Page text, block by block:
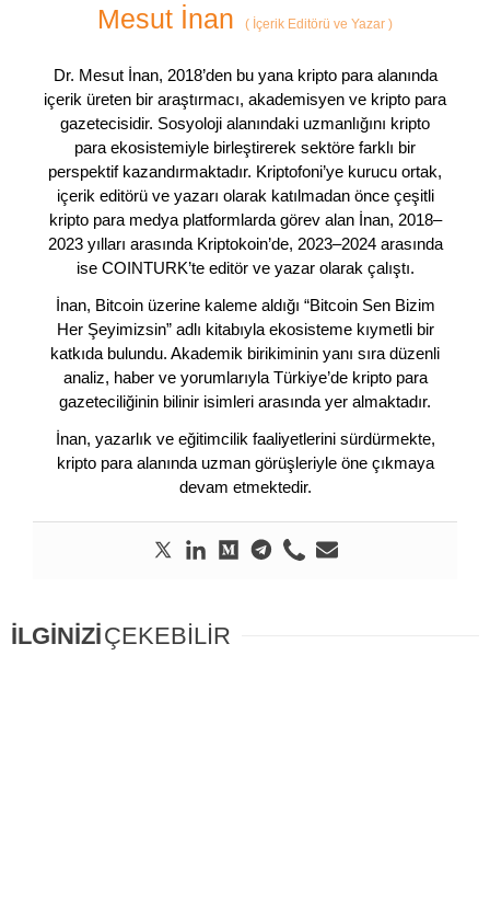
Mesut İnan ( İçerik Editörü ve Yazar )
Dr. Mesut İnan, 2018’den bu yana kripto para alanında
içerik üreten bir araştırmacı, akademisyen ve kripto para
gazetecisidir. Sosyoloji alanındaki uzmanlığını kripto
para ekosistemiyle birleştirerek sektöre farklı bir
perspektif kazandırmaktadır. Kriptofoni’ye kurucu ortak,
içerik editörü ve yazarı olarak katılmadan önce çeşitli
kripto para medya platformlarda görev alan İnan, 2018–
2023 yılları arasında Kriptokoin’de, 2023–2024 arasında
ise COINTURK’te editör ve yazar olarak çalıştı.
İnan, Bitcoin üzerine kaleme aldığı “Bitcoin Sen Bizim
Her Şeyimizsin” adlı kitabıyla ekosisteme kıymetli bir
katkıda bulundu. Akademik birikiminin yanı sıra düzenli
analiz, haber ve yorumlarıyla Türkiye’de kripto para
gazeteciliğinin bilinir isimleri arasında yer almaktadır.
İnan, yazarlık ve eğitimcilik faaliyetlerini sürdürmekte,
kripto para alanında uzman görüşleriyle öne çıkmaya
devam etmektedir.
İLGİNİZİÇEKEBİLİR